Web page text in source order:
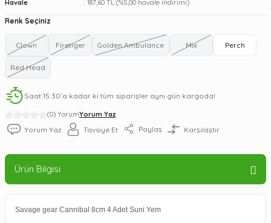
(0) YorumYorum Yaz
Havale
187,60 TL (%5,00 havale indirimi)
Renk Seçiniz
Clown Firetiger Golden Ambulance Mix Perch
Red Head
Saat 15:30’a kadar ki tüm siparişler aynı gün kargoda!
Yorum Yaz Tavsiye Et Paylaş Karşılaştır
Ürün Bilgisi
Savage gear Cannibal 8cm 4 Adet Suni Yem